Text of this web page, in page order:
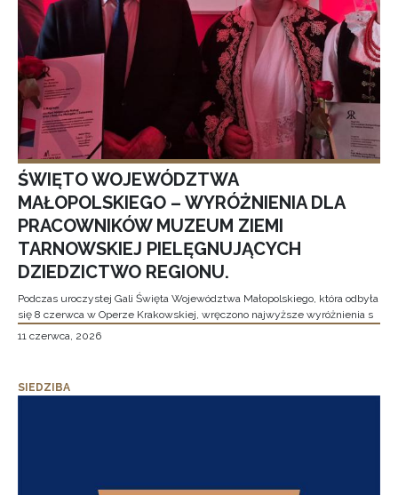
ŚWIĘTO WOJEWÓDZTWA
MAŁOPOLSKIEGO – WYRÓŻNIENIA DLA
PRACOWNIKÓW MUZEUM ZIEMI
TARNOWSKIEJ PIELĘGNUJĄCYCH
DZIEDZICTWO REGIONU.
Podczas uroczystej Gali Święta Województwa Małopolskiego, która odbyła
się 8 czerwca w Operze Krakowskiej, wręczono najwyższe wyróżnienia s
11 czerwca, 2026
SIEDZIBA